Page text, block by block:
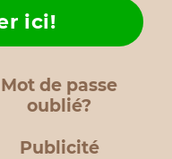
Mot de passe
oublié?
ici!
Publicité